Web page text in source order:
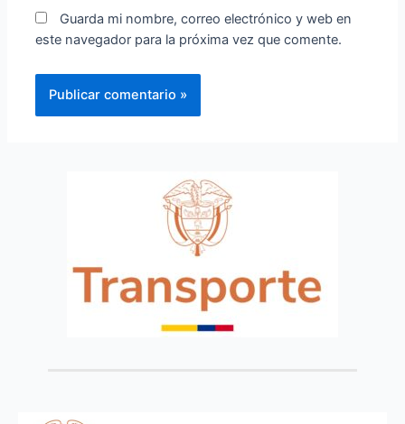
Guarda mi nombre, correo electrónico y web en
este navegador para la próxima vez que comente.